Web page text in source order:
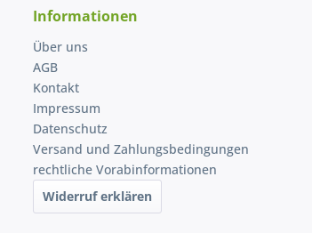
Informationen
Über uns
AGB
Kontakt
Impressum
Datenschutz
Versand und Zahlungsbedingungen
rechtliche Vorabinformationen
Widerruf erklären